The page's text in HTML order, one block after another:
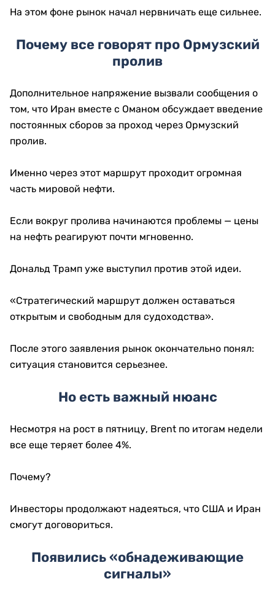
На этом фоне рынок начал нервничать еще сильнее.
Почему все говорят про Ормузский
пролив
Дополнительное напряжение вызвали сообщения о
том, что Иран вместе с Оманом обсуждает введение
постоянных сборов за проход через Ормузский
пролив.
Именно через этот маршрут проходит огромная
часть мировой нефти.
Если вокруг пролива начинаются проблемы — цены
на нефть реагируют почти мгновенно.
Дональд Трамп уже выступил против этой идеи.
«Стратегический маршрут должен оставаться
открытым и свободным для судоходства».
После этого заявления рынок окончательно понял:
ситуация становится серьезнее.
Но есть важный нюанс
Несмотря на рост в пятницу, Brent по итогам недели
все еще теряет более 4%.
Почему?
Инвесторы продолжают надеяться, что США и Иран
смогут договориться.
Появились «обнадеживающие
сигналы»